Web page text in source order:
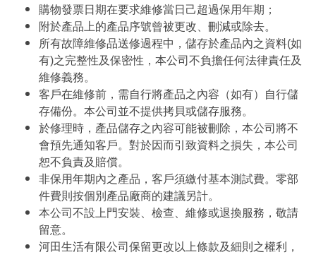
購物發票日期在要求維修當日己超過保用年期；
附於產品上的產品序號曾被更改、刪減或除去。
所有故障維修品送修過程中，儲存於產品內之資料(如
有)之完整性及保密性，本公司不負擔任何法律責任及
維修義務。
客戶在維修前，需自行將產品之內容（如有）自行儲
存備份。本公司並不提供拷貝或儲存服務。
於修理時，產品儲存之內容可能被刪除，本公司將不
會預先通知客戶。對於因而引致資料之損失，本公司
恕不負責及賠償。
非保用年期內之產品，客戶須繳付基本測試費。零部
件費則按個別產品廠商的建議另計。
本公司不設上門安裝、檢查、維修或退換服務，敬請
留意。
河田生活有限公司保留更改以上條款及細則之權利，